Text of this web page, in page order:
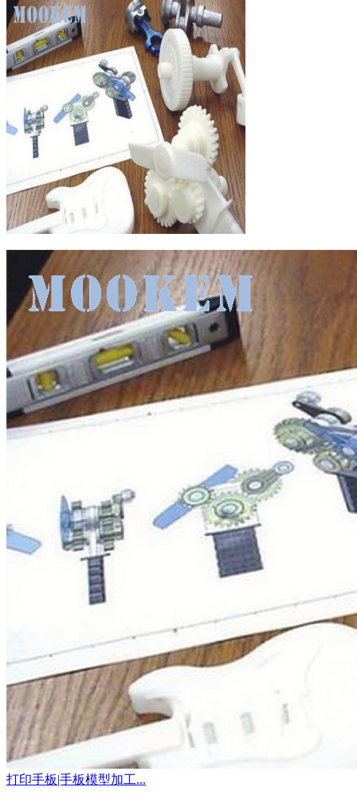
打印手板|手板模型加工...